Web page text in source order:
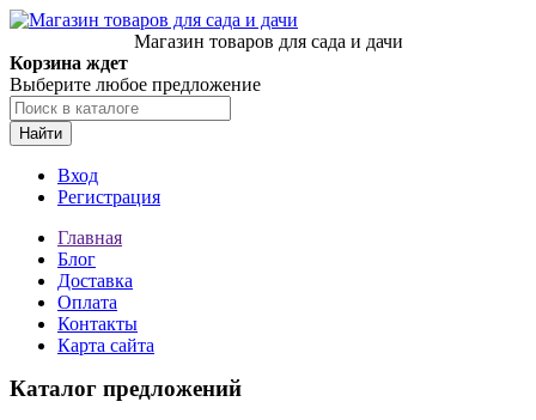
Магазин товаров для сада и дачи
Корзина ждет
Выберите любое предложение
Найти
Вход
Регистрация
Главная
Блог
Доставка
Оплата
Контакты
Карта сайта
Каталог предложений